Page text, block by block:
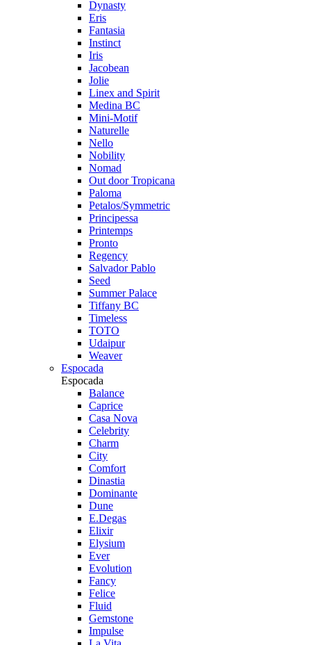
Dynasty
Eris
Fantasia
Instinct
Iris
Jacobean
Jolie
Linex and Spirit
Medina BC
Mini-Motif
Naturelle
Nello
Nobility
Nomad
Out door Tropicana
Paloma
Petalos/Symmetric
Principessa
Printemps
Pronto
Regency
Salvador Pablo
Seed
Summer Palace
Tiffany BC
Timeless
TOTO
Udaipur
Weaver
Espocada
Espocada
Balance
Caprice
Casa Nova
Celebrity
Charm
City
Comfort
Dinastia
Dominante
Dune
E.Degas
Elixir
Elysium
Ever
Evolution
Fancy
Felice
Fluid
Gemstone
Impulse